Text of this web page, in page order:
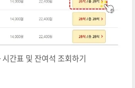
간표 및 잔여석 조회하기